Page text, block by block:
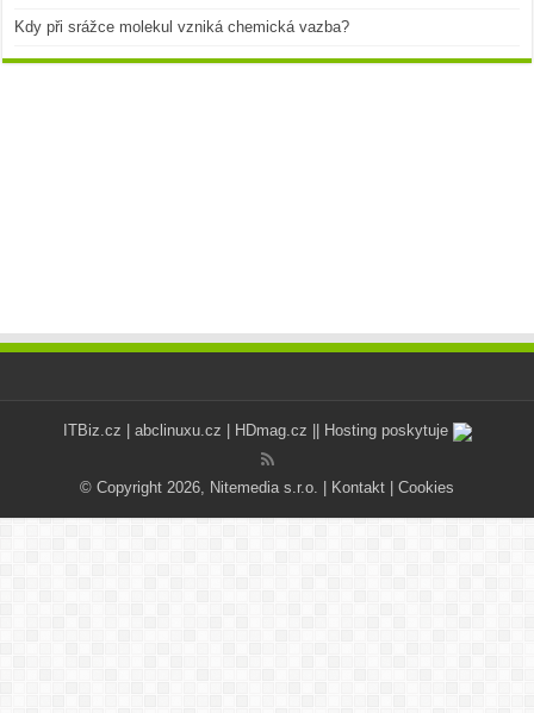
Kdy při srážce molekul vzniká chemická vazba?
ITBiz.cz abclinuxu.cz HDmag.cz || Hosting poskytuje
© Copyright 2026, Nitemedia s.r.o. | Kontakt Cookies